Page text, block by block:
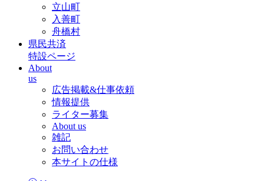
立山町
入善町
舟橋村
県民共済
特設ページ
About
us
広告掲載&仕事依頼
情報提供
ライター募集
About us
雑記
お問い合わせ
本サイトの仕様